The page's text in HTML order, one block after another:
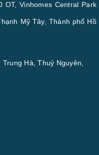
Vinhomes Central Park
Mỹ Tây, Thành phố Hồ
Hà, Thuỷ Nguyên,